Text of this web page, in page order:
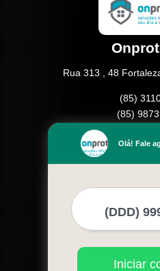
Rua 313 , 48
(85)
(85)
Home
Serviços
Mapa
Olá! Fale
Iniciar